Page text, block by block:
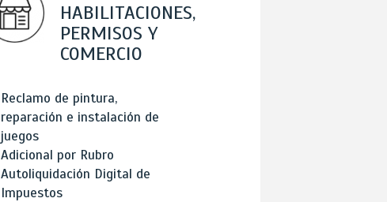
HABILITACIONES,
PERMISOS Y
COMERCIO
Reclamo de pintura,
reparación e instalación de
juegos
Adicional por Rubro
Autoliquidación Digital de
Impuestos